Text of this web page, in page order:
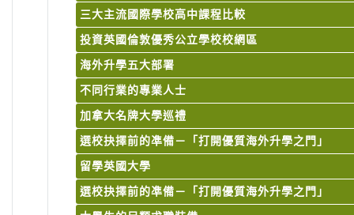
三大主流國際學校高中課程比較
投資英國倫敦優秀公立學校校網區
海外升學五大部署
不同行業的專業人士
加拿大名牌大學巡禮
選校抉擇前的凖備－「打開優質海外升學之門」
留學英國大學
選校抉擇前的凖備－「打開優質海外升學之門」